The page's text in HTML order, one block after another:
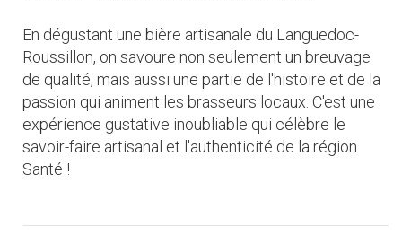
En dégustant une bière artisanale du Languedoc-
Roussillon, on savoure non seulement un breuvage
de qualité, mais aussi une partie de l'histoire et de la
passion qui animent les brasseurs locaux. C'est une
expérience gustative inoubliable qui célèbre le
savoir-faire artisanal et l'authenticité de la région.
Santé !